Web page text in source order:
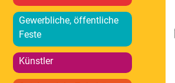
Gewerbliche, öffentliche
Feste
Künstler